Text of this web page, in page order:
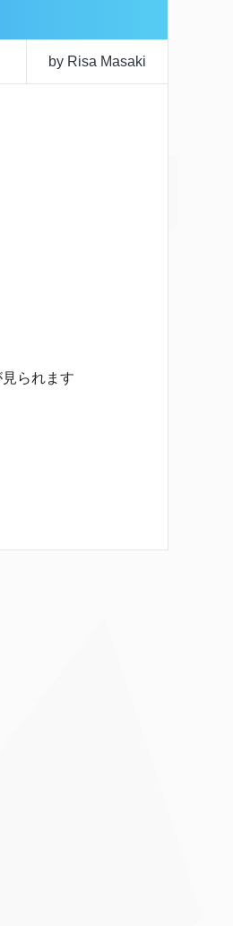
by Risa Masaki
られます